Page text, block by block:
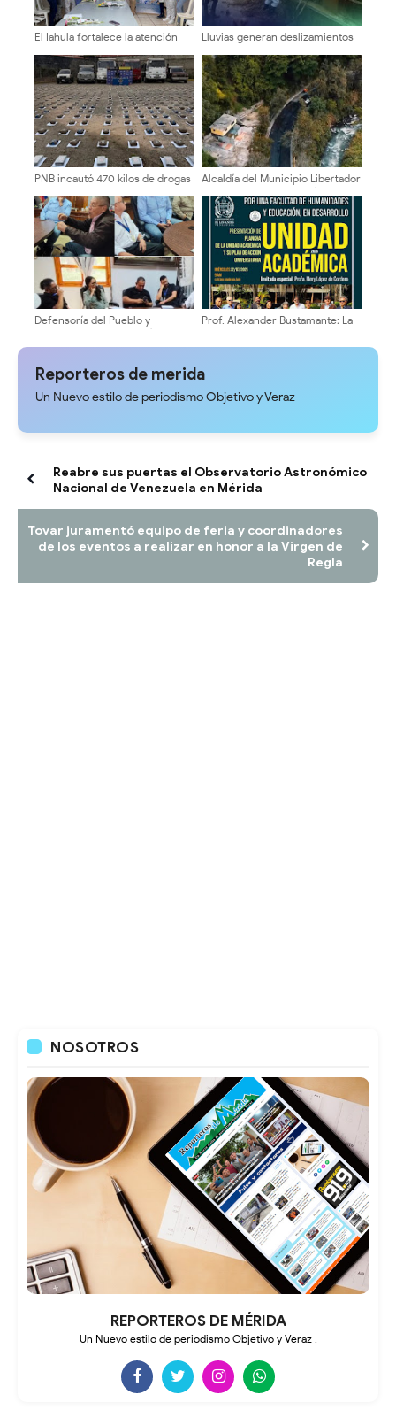
El Iahula fortalece la atención
técnica multidisciplinaria
Lluvias generan deslizamientos
Quintero
PNB incautó 470 kilos de drogas
Alcaldía del Municipio Libertador
rehabilita el enlace Jesús
Manuel Gámez Arellano
Defensoría del Pueblo y
Concejo Municipal evalúan tarifa
del pasaje en Mérida
Prof. Alexander Bustamante: La
comienza en sus Escuelas y
Reporteros de merida
Un Nuevo estilo de periodismo Objetivo y Veraz
Reabre sus puertas el Observatorio Astronómico
Nacional de Venezuela en Mérida
Tovar juramentó equipo de feria y coordinadores
de los eventos a realizar en honor a la Virgen de
Regla
NOSOTROS
REPORTEROS DE MÉRIDA
Un Nuevo estilo de periodismo Objetivo y Veraz .